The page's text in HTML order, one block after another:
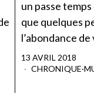
un passe
que quelques
l’abondance
13 AVRIL 2018
CHRONIQUE·